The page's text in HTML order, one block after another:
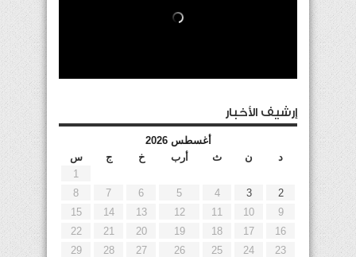
إرشيف الأخبار
أغسطس 2026
د
ن ث أرب خ ج
س
1
2
3
4
5
6
7
8
9
10
11
12
13
14
15
16
17
18
19
20
21
22
23
24
25
26
27
28
29